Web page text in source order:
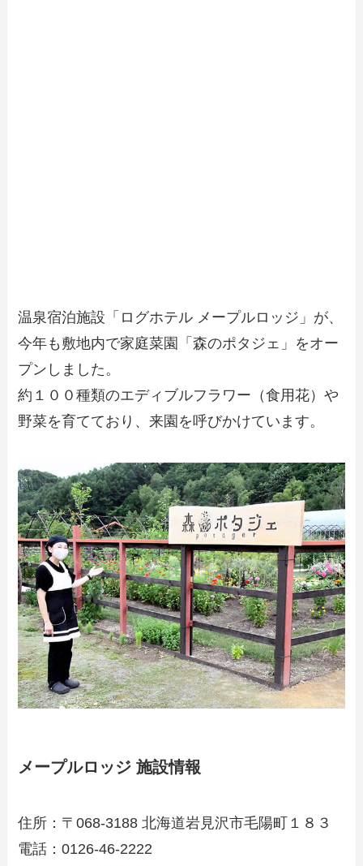
温泉宿泊施設「ログホテル メープルロッジ」が、
今年も敷地内で家庭菜園「森のポタジェ」をオー
プンしました。
約１００種類のエディブルフラワー（食用花）や
野菜を育てており、来園を呼びかけています。
メープルロッジ 施設情報
住所：〒068-3188 北海道岩見沢市毛陽町１８３
電話：0126-46-2222